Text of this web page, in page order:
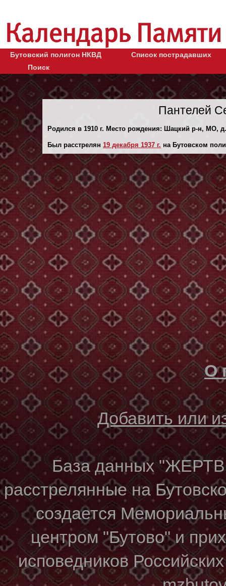
Бутовский полигон НКВД
Список пострадавших
Поиск
Пантелей
Родился в 1910 г. Место рождения: Шацкий р-н, МО,
Был расстрелян 19 декaбря 1937 г. на Бутовском
О
Добавить или
База данных
расстрелянные на
создается
центром "Бутово" и
исповедников